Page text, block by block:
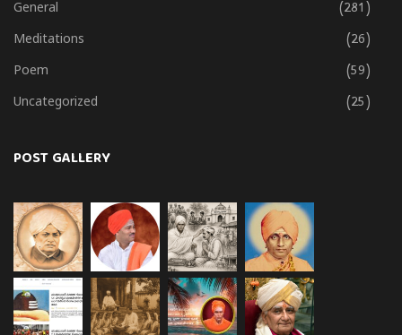
General
(281)
Meditations
(26)
Poem
(59)
Uncategorized
(25)
POST GALLERY